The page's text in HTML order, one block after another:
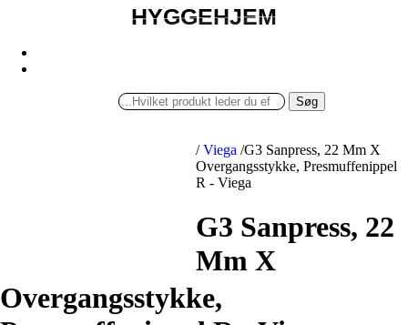
HYGGEHJEM
HYGGEHJEM
Søg
/ Viega /G3 Sanpress, 22 Mm X
Overgangsstykke, Presmuffenippel
R - Viega
G3 Sanpress, 22
Mm X
Overgangsstykke,